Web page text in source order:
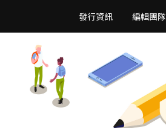
主
發行資訊 編輯團隊